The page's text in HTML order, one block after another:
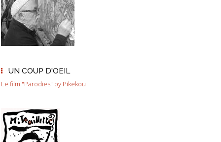
UN COUP D'OEIL
Le film "Parodies" by Pikekou